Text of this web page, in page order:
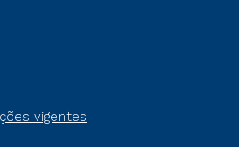
vigentes